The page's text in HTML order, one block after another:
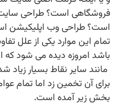
فروشگاهی است؟ طراحی
است؟ طراحی وب
تمام این موارد یکی از علل
باشد امروزه دیده می شود
مانند سایر نقاط بسیار
برای آن تخمین زد اما تمام
بخش زیر آمده است.